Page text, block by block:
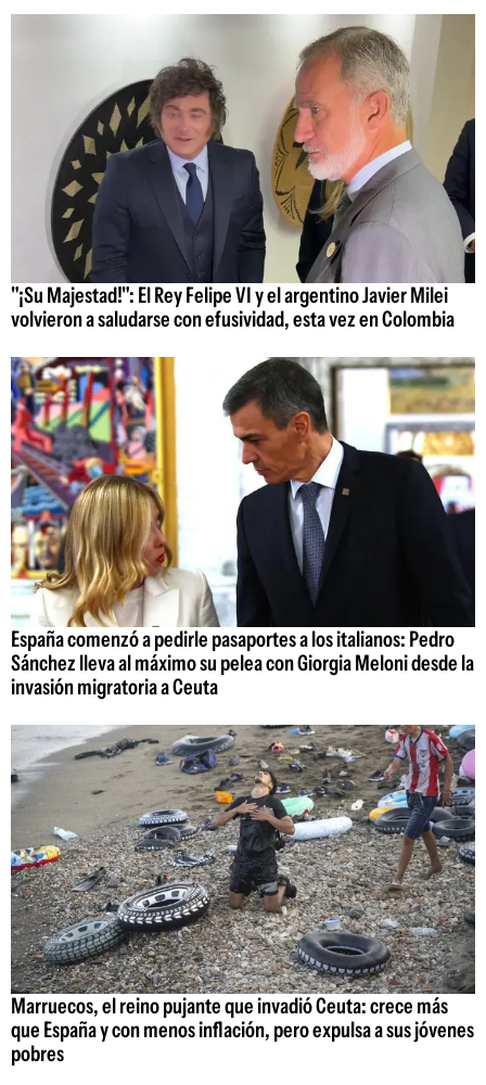
"¡Su Majestad!": El Rey Felipe VI y el argentino Javier Milei
volvieron a saludarse con efusividad, esta vez en Colombia
España comenzó a pedirle pasaportes a los italianos: Pedro
Sánchez lleva al máximo su pelea con Giorgia Meloni desde la
invasión migratoria a Ceuta
Marruecos, el reino pujante que invadió Ceuta: crece más
que España y con menos inflación, pero expulsa a sus jóvenes
pobres